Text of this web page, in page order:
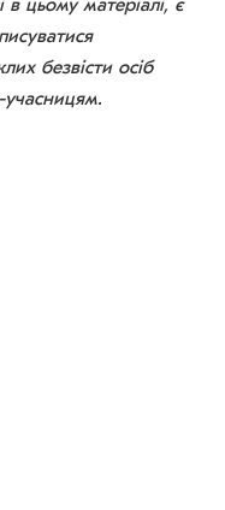
в цьому матеріалі, є
безвісти осіб